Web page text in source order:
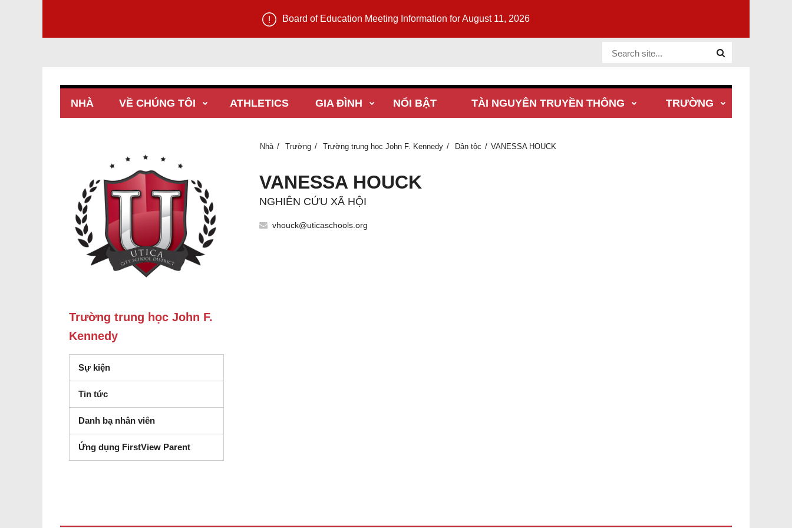
Board of Education Meeting Information for August 11, 2026
Website Site
NHÀ VỀ CHÚNG TÔI ATHLETICS GIA ĐÌNH NỔI BẬT TÀI NGUYÊN TRUYỀN THÔNG TRƯỜNG
Nhà Trường Trường trung học John F. Kennedy Dân tộc VANESSA HOUCK
VANESSA HOUCK
NGHIÊN CỨU XÃ HỘI
vhouck@uticaschools.org
Trường trung học John F.
Kennedy
Sự kiện
Tin tức
Danh bạ nhân viên
Ứng dụng FirstView Parent